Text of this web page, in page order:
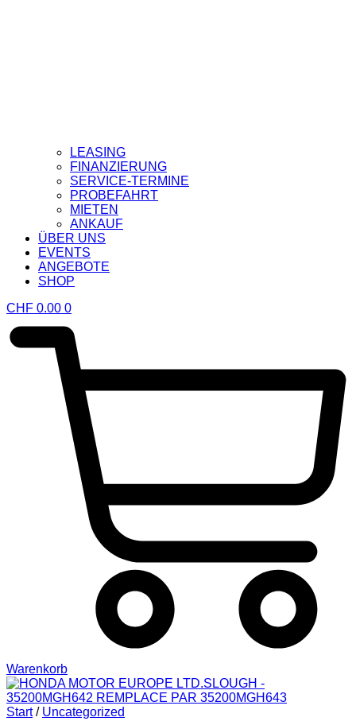
LEASING
FINANZIERUNG
SERVICE-TERMINE
PROBEFAHRT
MIETEN
ANKAUF
ÜBER UNS
EVENTS
ANGEBOTE
SHOP
CHF 0.00 0
Warenkorb
Start / Uncategorized